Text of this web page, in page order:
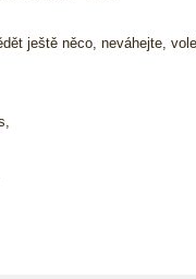
ještě něco, neváhejte,